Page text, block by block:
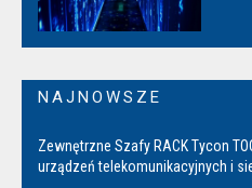
NAJNOWSZE
Zewnętrzne Szafy RACK Tycon
urządzeń telekomunikacyjnych i